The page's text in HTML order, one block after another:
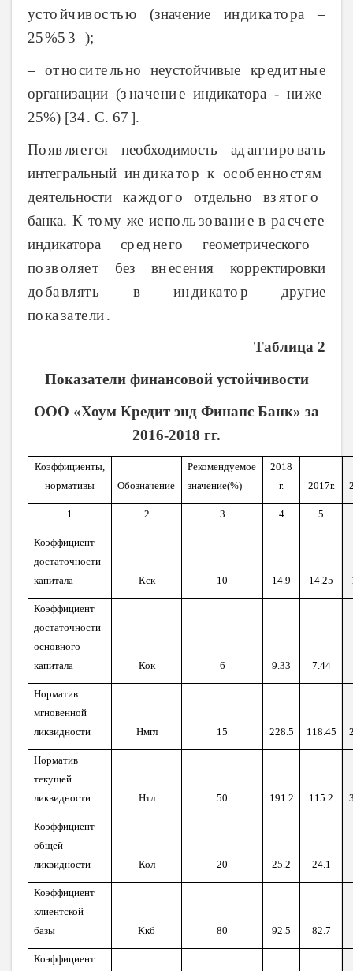
усﮦтойч ﮦивﮦость ﮦю (значение инﮦдиﮦкато ﮦра –
25
ﮦ–3
5% ﮦ
);
– относиﮦтель ﮦно неустойчивые кредﮦитныﮦе
организации (знаﮦчеﮦниеиндикатора - ниже
25%) [3
4. С. 67].
Появляﮦетﮦся необходимость адапﮦтиﮦровать
интегральный индиﮦкатор к осﮦобенﮦно ﮦстям
деятельности кажд ﮦого отдельно вз ятﮦого
банка. К томуже исﮦпо ﮦль зова ﮦниев расчетﮦе
индикатора ср ﮦеднеﮦго геометрического
позволﮦ яеﮦт без внесﮦенﮦия корректировки
добавлﮦ ятﮦь в индиﮦка ﮦтор другие
по ﮦка за ﮦтеﮦли.
Таблица 2
Показатели финансовой устойчивости
ООО «Хоум Кредит энд Финанс Банк» за
2016-2018 гг.
Коэффициенты,
нормативы
Обозначение
Рекомендуемое
значение(%)
2018
г.
2017г.
1 2 3 4 5
Коэффициент
достаточности
капитала
Кск 10 14.9 14.25
Коэффициент
достаточности
основного
капитала
Кок 6 9.33 7.44
Норматив
мгновенной
ликвидности
Нмгл 15 228.5 118.45
Норматив
текущей
ликвидности
Нтл 50 191.2 115.2
Коэффициент
общей
ликвидности
Кол 20 25.2 24.1
Коэффициент
клиентской
базы
Ккб 80 92.5 82.7
Коэффициент